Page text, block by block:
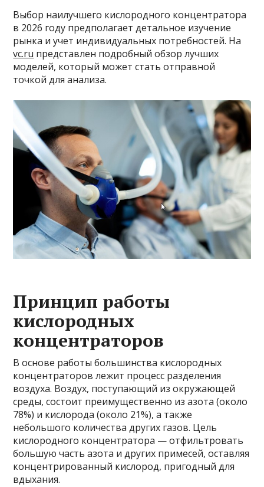
Выбор наилучшего кислородного концентратора
в 2026 году предполагает детальное изучение
рынка и учет индивидуальных потребностей. На
vc.ru представлен подробный обзор лучших
моделей, который может стать отправной
точкой для анализа.
Принцип работы
кислородных
концентраторов
В основе работы большинства кислородных
концентраторов лежит процесс разделения
воздуха. Воздух, поступающий из окружающей
среды, состоит преимущественно из азота (около
78%) и кислорода (около 21%), а также
небольшого количества других газов. Цель
кислородного концентратора — отфильтровать
большую часть азота и других примесей, оставляя
концентрированный кислород, пригодный для
вдыхания.